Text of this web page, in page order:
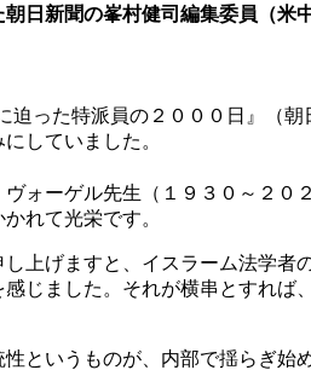
日新聞の峯村健司編集委員（
った特派員の２０００日』（
していました。
ーゲル先生（１９３０～２０
れて光栄です。
上げますと、イスラーム法学
じました。それが横串とすれ
というものが、内部で揺らぎ